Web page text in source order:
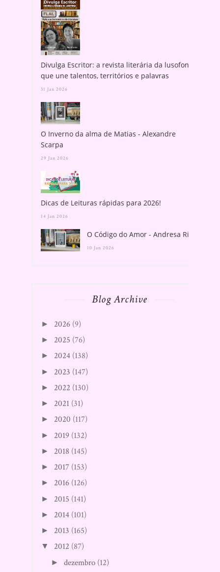
Divulga Escritor: a revista literária da lusofonia
que une talentos, territórios e palavras
31 Jan 2026
O Inverno da alma de Matias - Alexandre
Scarpa
29 Jan 2026
Dicas de Leituras rápidas para 2026!
14 Jan 2026
O Código do Amor - Andresa Rios
10 Jan 2026
Blog Archive
► 2026 (9)
► 2025 (76)
► 2024 (138)
► 2023 (147)
► 2022 (130)
► 2021 (31)
► 2020 (117)
► 2019 (132)
► 2018 (145)
► 2017 (153)
► 2016 (126)
► 2015 (141)
► 2014 (101)
► 2013 (165)
▼ 2012 (87)
►dezembro (12)